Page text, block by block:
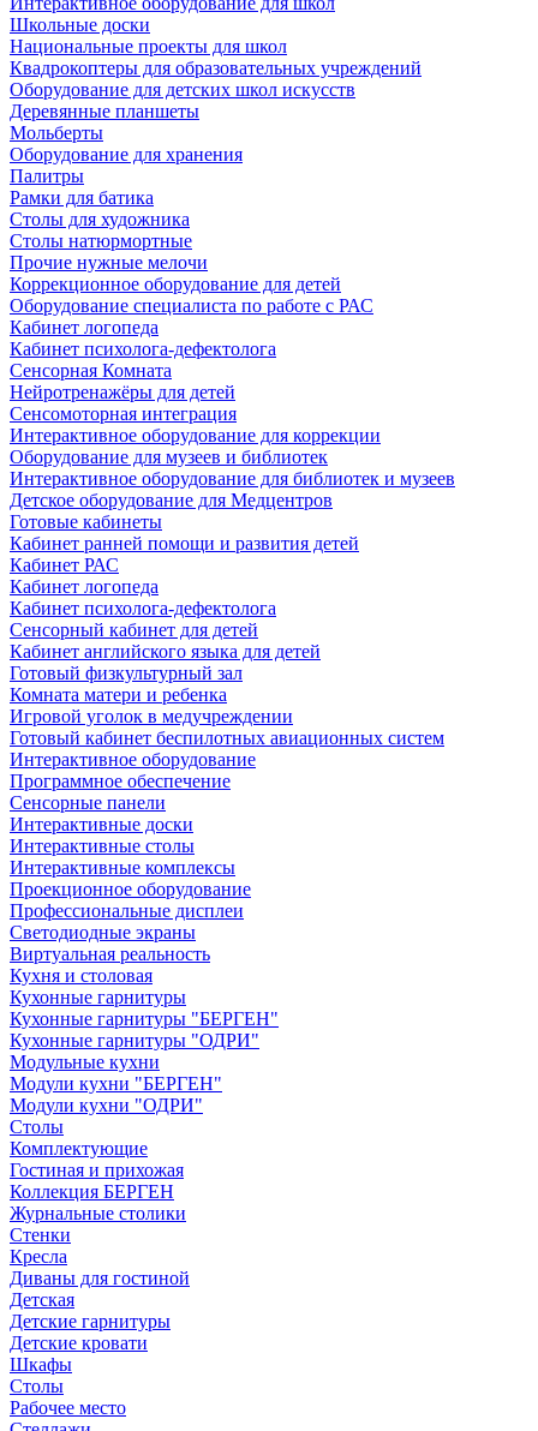
Школьные доски
Национальные проекты для школ
Квадрокоптеры для образовательных учреждений
Оборудование для детских школ искусств
Деревянные планшеты
Мольберты
Оборудование для хранения
Палитры
Рамки для батика
Столы для художника
Столы натюрмортные
Прочие нужные мелочи
Коррекционное оборудование для детей
Оборудование специалиста по работе с РАС
Кабинет логопеда
Кабинет психолога-дефектолога
Сенсорная Комната
Нейротренажёры для детей
Сенсомоторная интеграция
Интерактивное оборудование для коррекции
Оборудование для музеев и библиотек
Интерактивное оборудование для библиотек и музеев
Детское оборудование для Медцентров
Готовые кабинеты
Кабинет ранней помощи и развития детей
Кабинет РАС
Кабинет логопеда
Кабинет психолога-дефектолога
Сенсорный кабинет для детей
Кабинет английского языка для детей
Готовый физкультурный зал
Комната матери и ребенка
Игровой уголок в медучреждении
Готовый кабинет беспилотных авиационных систем
Интерактивное оборудование
Программное обеспечение
Сенсорные панели
Интерактивные доски
Интерактивные столы
Интерактивные комплексы
Проекционное оборудование
Профессиональные дисплеи
Светодиодные экраны
Виртуальная реальность
Кухня и столовая
Кухонные гарнитуры
Кухонные гарнитуры "БЕРГЕН"
Кухонные гарнитуры "ОДРИ"
Модульные кухни
Модули кухни "БЕРГЕН"
Модули кухни "ОДРИ"
Столы
Комплектующие
Гостиная и прихожая
Коллекция БЕРГЕН
Журнальные столики
Стенки
Кресла
Диваны для гостиной
Детская
Детские гарнитуры
Детские кровати
Шкафы
Столы
Рабочее место